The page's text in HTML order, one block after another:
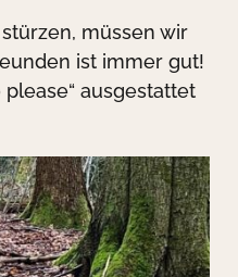
müssen wir
ist immer gut!
ausgestattet